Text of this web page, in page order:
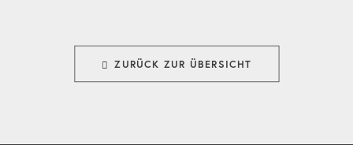
ZURÜCK ZUR ÜBERSICHT